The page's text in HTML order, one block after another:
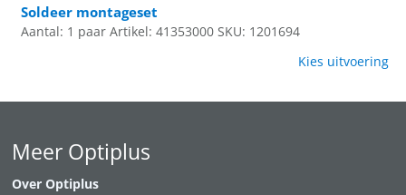
Soldeer montageset
Aantal: 1 paar Artikel: 41353000 SKU: 1201694
Kies uitvoering
Meer Optiplus
Over Optiplus